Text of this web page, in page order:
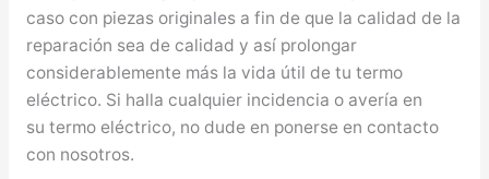
caso con piezas originales a fin de que la calidad de la
reparación sea de calidad y así prolongar
considerablemente más la vida útil de tu termo
eléctrico. Si halla cualquier incidencia o avería en
su termo eléctrico, no dude en ponerse en contacto
con nosotros.